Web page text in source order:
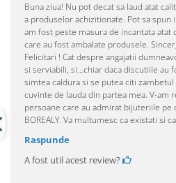
Buna ziua! Nu pot decat sa laud atat
a produselor achizitionate. Pot sa spun
am fost peste masura de incantata atat
care au fost ambalate produsele.
Felicitari ! Cat despre angajatii
si serviabili, si...chiar daca discutiile au
simtea caldura si se putea citi zambetul
cuvinte de lauda din partea mea. V-am
persoane care au admirat bijuteriile pe
BOREALY. Va multumesc ca existati si
Raspunde
A fost util acest review?